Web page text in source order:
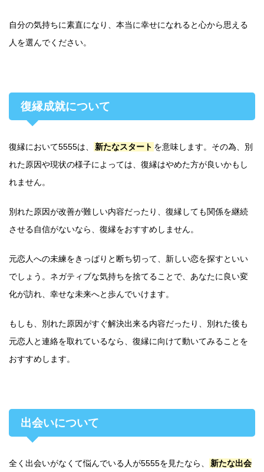
自分の気持ちに素直になり、本当に幸せになれると心から思える
人を選んでください。
復縁成就について
復縁において5555は、 新たなスタート を意味します。その為、別
れた原因や現状の様子によっては、復縁はやめた方が良いかもし
れません。
別れた原因が改善が難しい内容だったり、復縁しても関係を継続
させる自信がないなら、復縁をおすすめしません。
元恋人への未練をきっぱりと断ち切って、新しい恋を探すといい
でしょう。ネガティブな気持ちを捨てることで、あなたに良い変
化が訪れ、幸せな未来へと歩んでいけます。
もしも、別れた原因がすぐ解決出来る内容だったり、別れた後も
元恋人と連絡を取れているなら、復縁に向けて動いてみることを
おすすめします。
出会いについて
全く出会いがなくて悩んでいる人が5555を見たなら、
新たな出会